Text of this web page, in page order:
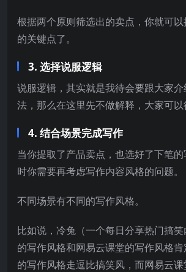
根据两个原则筛选出的卖点，你就可
的关键点了。
3. 选择说服逻辑
说服逻辑，其实就是我待会要跟大家
法，那么在这里先不做解释，大家可以
4. 结合场景完成写作
当你提取了产品卖点，也选好了下笔
时你需要再考虑写作内容风格的问题。
不同场景有不同的写作风格。
比如说，冷兔（一个每日分享热门搞笑
的写作风格和网易云课堂的写作风格
的写作风格走逗比搞笑风，而网易云